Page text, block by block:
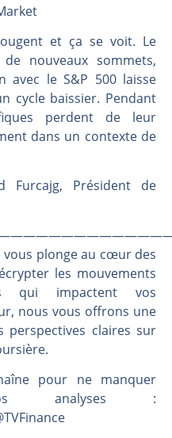
Pourquoi le monde entier vacille en même temps cette semaine ? | par Louis-Antoine Michelet
WTI : Explosion mais réserves au plus bas | Denis Desclos – Market Movers
et ça se voit. Le
nouveaux sommets,
avec le S&P 500 laisse
cycle baissier. Pendant
perdent de leur
dans un contexte de
Furcajg, Président de
vous plonge au cœur des
les mouvements
qui impactent vos
nous vous offrons une
perspectives claires sur
pour ne manquer
analyses :